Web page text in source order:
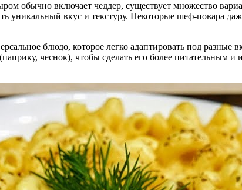
обычно включает чеддер, существует множество
уникальный вкус и текстуру. Некоторые шеф-повара
блюдо, которое легко адаптировать под разные
чеснок), чтобы сделать его более питательным